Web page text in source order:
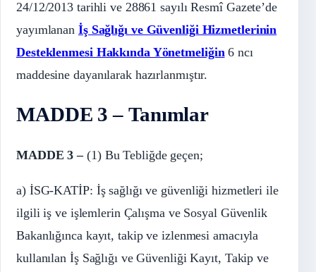
24/12/2013 tarihli ve 28861 sayılı Resmî Gazete’de
yayımlanan İş Sağlığı ve Güvenliği Hizmetlerinin
Desteklenmesi Hakkında Yönetmeliğin 6 ncı
maddesine dayanılarak hazırlanmıştır.
MADDE 3 – Tanımlar
MADDE 3 – (1) Bu Tebliğde geçen;
a) İSG-KATİP: İş sağlığı ve güvenliği hizmetleri ile
ilgili iş ve işlemlerin Çalışma ve Sosyal Güvenlik
Bakanlığınca kayıt, takip ve izlenmesi amacıyla
kullanılan İş Sağlığı ve Güvenliği Kayıt, Takip ve